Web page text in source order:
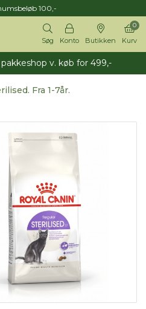
100,-
Søg Konto Butikken Kurv
0
v. køb for 499,-
Fra 1-7år.